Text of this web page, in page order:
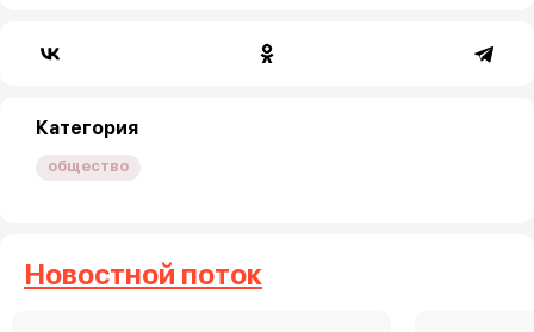
Категория
общество
Новостной поток